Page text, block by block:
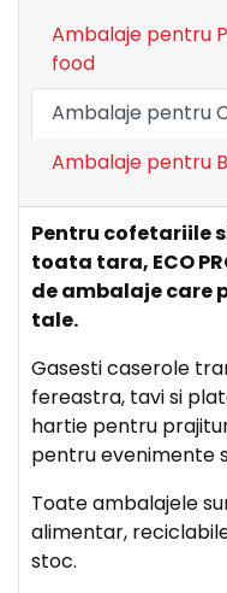
Ambalaje pentru
food
Ambalaje pentru
Ambalaje pentru
Pentru cofetariile
toata tara, ECO
de ambalaje care
tale.
Gasesti caserole
fereastra, tavi si
hartie pentru
pentru evenimente
Toate ambalajele
alimentar,
stoc.